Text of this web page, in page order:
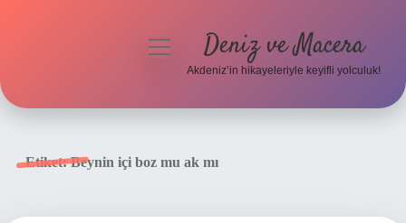
menüyü Deniz ve Macera
Akdeniz’in hikayeleriyle keyifli yolculuk!
Etiket:Beynin içi boz mu ak mı